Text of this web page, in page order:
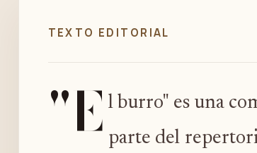
TEXTO EDITORIAL
"E l burro" es una
parte del